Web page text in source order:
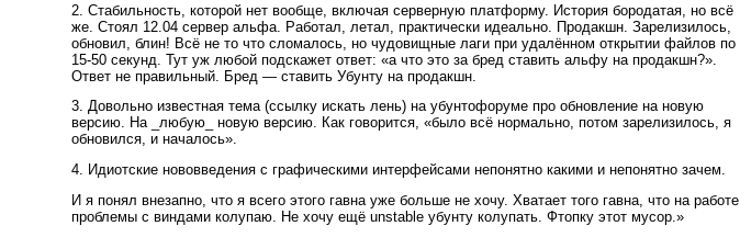
2. Стабильность, которой нет вообще, включая серверную платформу. История бородатая, но всё
же. Стоял 12.04 сервер альфа. Работал, летал, практически идеально. Продакшн. Зарелизилось,
обновил, блин! Всё не то что сломалось, но чудовищные лаги при удалённом открытии файлов по
15-50 секунд. Тут уж любой подскажет ответ: «а что это за бред ставить альфу на продакшн?».
Ответ не правильный. Бред — ставить Убунту на продакшн.
3. Довольно известная тема (ссылку искать лень) на убунтофоруме про обновление на новую
версию. На _любую_ новую версию. Как говорится, «было всё нормально, потом зарелизилось, я
обновился, и началось».
4. Идиотские нововведения с графическими интерфейсами непонятно какими и непонятно зачем.
И я понял внезапно, что я всего этого гавна уже больше не хочу. Хватает того гавна, что на работе
проблемы с виндами колупаю. Не хочу ещё unstable убунту колупать. Фтопку этот мусор.»